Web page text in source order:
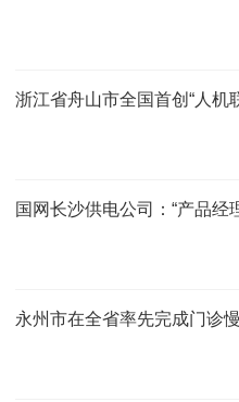
浙江省舟山市全国首创“人机
国网长沙供电公司：“产品经
永州市在全省率先完成门诊